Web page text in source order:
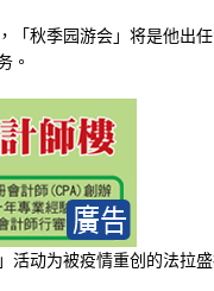
「秋季园游会」将是他出
。
活动为被疫情重创的法拉